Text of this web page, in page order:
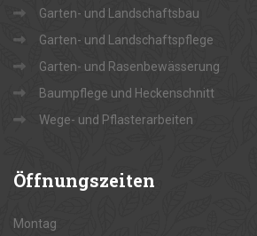
Garten- und Landschaftsbau
Garten- und Landschaftspflege
Garten- und Rasenbewässerung
Baumpflege und Heckenschnitt
Wege- und Pflasterarbeiten
Öffnungszeiten
Montag